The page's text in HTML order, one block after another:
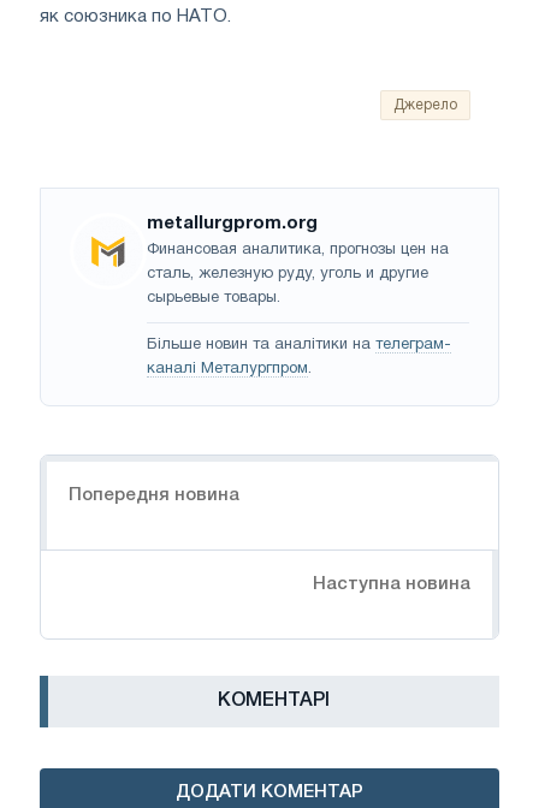
як союзника по НАТО.
Джерело
metallurgprom.org
Финансовая аналитика, прогнозы цен на
сталь, железную руду, уголь и другие
сырьевые товары.
Більше новин та аналітики на телеграм-
каналі Металургпром.
Попередня новина
Наступна новина
КОМЕНТАРІ
ДОДАТИ КОМЕНТАР